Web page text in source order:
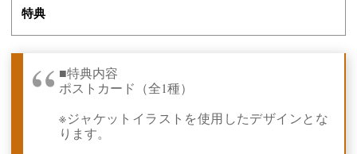
特典
■特典内容
ポストカード（全1種）
※ジャケットイラストを使用したデザインとな
ります。